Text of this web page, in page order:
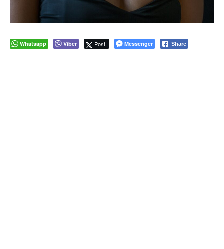
Whatsapp Viber Post Messenger Share